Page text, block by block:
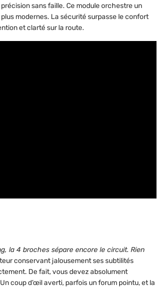
sans faille. Ce module orchestre un
modernes. La sécurité surpasse le confort
et clarté sur la route.
la 4 broches sépare encore le circuit. Rien
conservant jalousement ses subtilités
De fait, vous devez absolument
coup d’œil averti, parfois un forum pointu, et la